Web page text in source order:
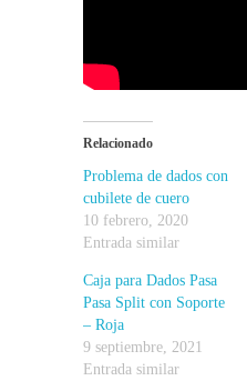
Relacionado
Problema de dados con
cubilete de cuero
10 febrero, 2020
Entrada similar
Caja para Dados Pasa
Pasa Split con Soporte
– Roja
9 septiembre, 2021
Entrada similar